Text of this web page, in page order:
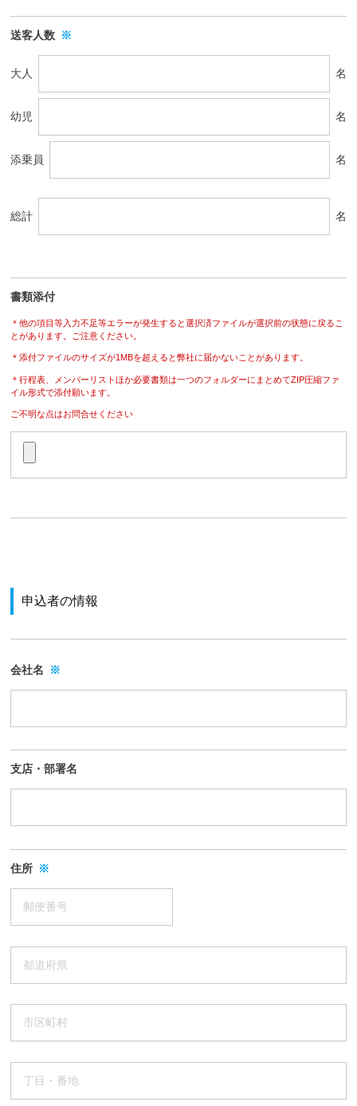
送客人数 ※
大人 名
幼児 名
添乗員 名
総計 名
書類添付
＊他の項目等入力不足等エラーが発生すると選択済ファイルが選択前の状態に戻るこ
とがあります。ご注意ください。
＊添付ファイルのサイズが1MBを超えると弊社に届かないことがあります。
＊行程表、メンバーリストほか必要書類は一つのフォルダーにまとめてZIP圧縮ファ
イル形式で添付願います。
ご不明な点はお問合せください
申込者の情報
会社名 ※
支店・部署名
住所 ※